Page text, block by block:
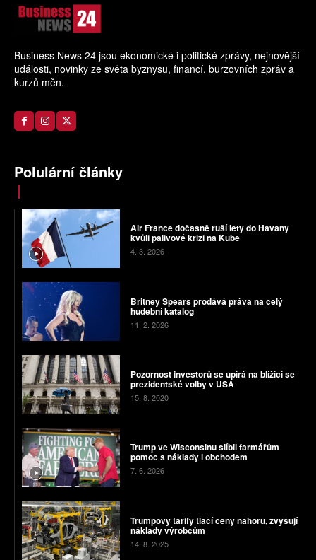
Business News 24 jsou ekonomické i politické zprávy, nejnovější
události, novinky ze světa byznysu, financí, burzovních zpráv a
kurzů měn.
Polulární články
Air France dočasně ruší lety do Havany
kvůli palivové krizi na Kubě
4. 3. 2026
Britney Spears prodává práva na celý
hudební katalog
11. 2. 2026
Pozornost investorů se upírá na blížící se
prezidentské volby v USA
15. 8. 2020
Trump ve Wisconsinu slíbil farmářům
pomoc s náklady i obchodem
7. 6. 2026
Trumpovy tarify tlačí ceny nahoru, zvyšují
náklady výrobcům
14. 8. 2025